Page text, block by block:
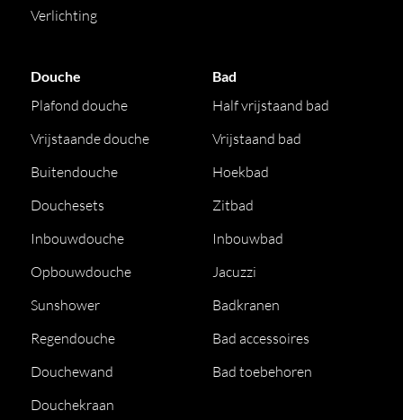
Verlichting
Douche
Plafond douche
Vrijstaande douche
Buitendouche
Douchesets
Inbouwdouche
Opbouwdouche
Sunshower
Regendouche
Douchewand
Douchekraan
Bad
Half vrijstaand bad
Vrijstaand bad
Hoekbad
Zitbad
Inbouwbad
Jacuzzi
Badkranen
Bad accessoires
Bad toebehoren